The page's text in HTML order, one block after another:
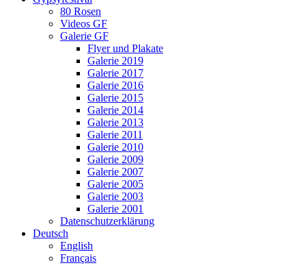
80 Rosen
Videos GF
Galerie GF
Flyer und Plakate
Galerie 2019
Galerie 2017
Galerie 2016
Galerie 2015
Galerie 2014
Galerie 2013
Galerie 2011
Galerie 2010
Galerie 2009
Galerie 2007
Galerie 2005
Galerie 2003
Galerie 2001
Datenschutzerklärung
Deutsch
English
Français